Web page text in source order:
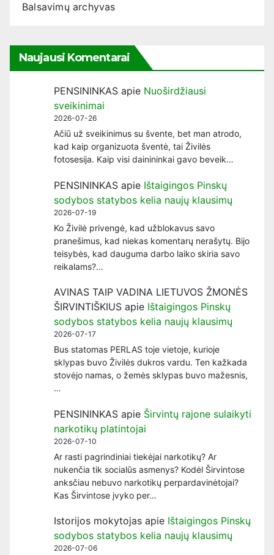
Balsavimų archyvas
Naujausi Komentarai
PENSININKAS apie Nuoširdžiausi
sveikinimai
2026-07-26
Ačiū už sveikinimus su švente, bet man atrodo,
kad kaip organizuota šventė, tai Živilės
fotosesija. Kaip visi dainininkai gavo beveik…
PENSININKAS apie Ištaigingos Pinskų
sodybos statybos kelia naujų klausimų
2026-07-19
Ko Živilė privengė, kad užblokavus savo
pranešimus, kad niekas komentarų nerašytų. Bijo
teisybės, kad dauguma darbo laiko skiria savo
reikalams?…
AVINAS TAIP VADINA LIETUVOS ŽMONĖS
ŠIRVINTIŠKIUS apie Ištaigingos Pinskų
sodybos statybos kelia naujų klausimų
2026-07-17
Bus statomas PERLAS toje vietoje, kurioje
sklypas buvo Živilės dukros vardu. Ten kažkada
stovėjo namas, o žemės sklypas buvo mažesnis,
…
PENSININKAS apie Širvintų rajone sulaikyti
narkotikų platintojai
2026-07-10
Ar rasti pagrindiniai tiekėjai narkotikų? Ar
nukenčia tik socialūs asmenys? Kodėl Širvintose
anksčiau nebuvo narkotikų perpardavinėtojai?
Kas Širvintose įvyko per…
Istorijos mokytojas apie Ištaigingos Pinskų
sodybos statybos kelia naujų klausimų
2026-07-06